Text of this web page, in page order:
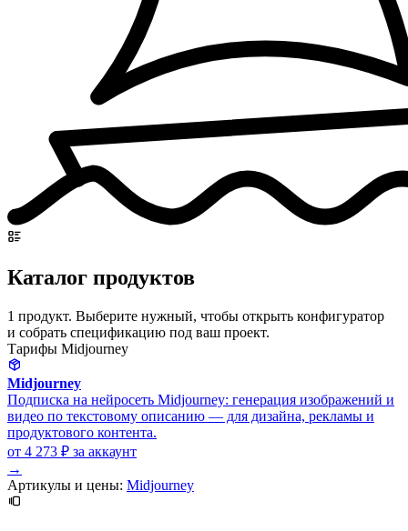
Каталог продуктов
1 продукт. Выберите нужный, чтобы открыть конфигуратор
и собрать спецификацию под ваш проект.
Тарифы Midjourney
Midjourney
Подписка на нейросеть Midjourney: генерация изображений и
видео по текстовому описанию — для дизайна, рекламы и
продуктового контента.
от 4 273 ₽ за аккаунт
→
Артикулы и цены: Midjourney